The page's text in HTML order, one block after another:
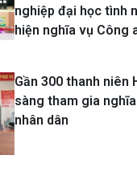
nghiệp đại học tình
hiện nghĩa vụ Công
Gần 300 thanh niên
sàng tham gia
nhân dân